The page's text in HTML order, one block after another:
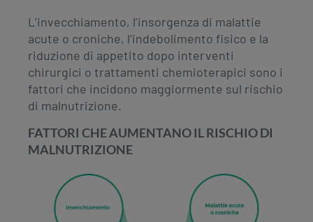
L’invecchiamento, l’insorgenza di malattie
acute o croniche, l’indebolimento fisico e la
riduzione di appetito dopo interventi
chirurgici o trattamenti chemioterapici sono i
fattori che incidono maggiormente sul rischio
di malnutrizione.
FATTORI CHE AUMENTANO IL RISCHIO DI
MALNUTRIZIONE